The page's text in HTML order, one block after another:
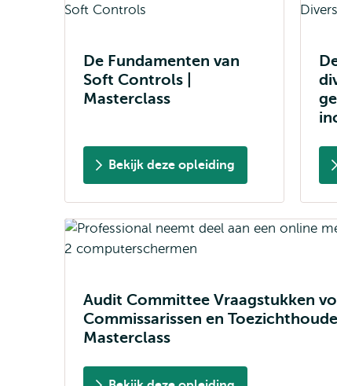
De Fundamenten van
Soft Controls |
Masterclass
Bekijk deze opleiding
Audit Committee Vraagstukken
Commissarissen en
Masterclass